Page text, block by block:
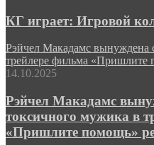
КГ играет: Игровой
Рэйчел Макадамс вынуждена
трейлере фильма «Пришлите
14.10.2025
Рэйчел Макадамс
токсичного мужика в
«Пришлите помощь»